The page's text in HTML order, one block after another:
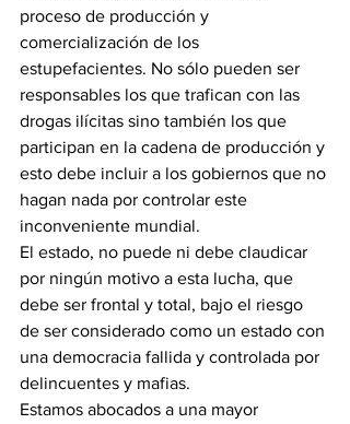
proceso de producción y
comercialización de los
estupefacientes. No sólo pueden ser
responsables los que trafican con las
drogas ilícitas sino también los que
participan en la cadena de producción y
esto debe incluir a los gobiernos que no
hagan nada por controlar este
inconveniente mundial.
El estado, no puede ni debe claudicar
por ningún motivo a esta lucha, que
debe ser frontal y total, bajo el riesgo
de ser considerado como un estado con
una democracia fallida y controlada por
delincuentes y mafias.
Estamos abocados a una mayor